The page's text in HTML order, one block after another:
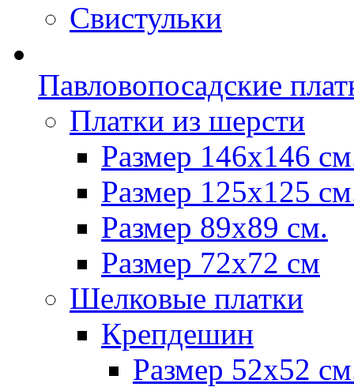
Свистульки
Павловопосадские
Платки из шерсти
Размер 146х146
Размер 125х125
Размер 89х89 см.
Размер 72x72 см
Шелковые платки
Крепдешин
Размер 52х52